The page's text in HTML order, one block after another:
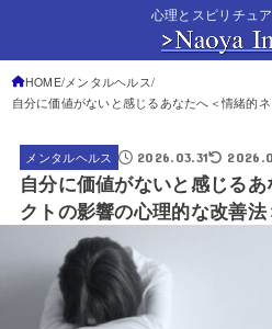
心理とスピリチュ
HOME メンタルヘルス
自分に価値がないと感じるあなたへ＜情緒的
メンタルヘルス 2026.03.31
自分に価値がないと感じる
クトの影響の心理的な改善法